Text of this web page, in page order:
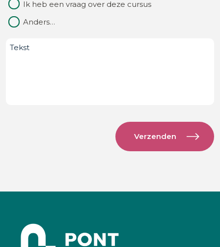
Ik heb een vraag over deze cursus
Anders…
Bericht